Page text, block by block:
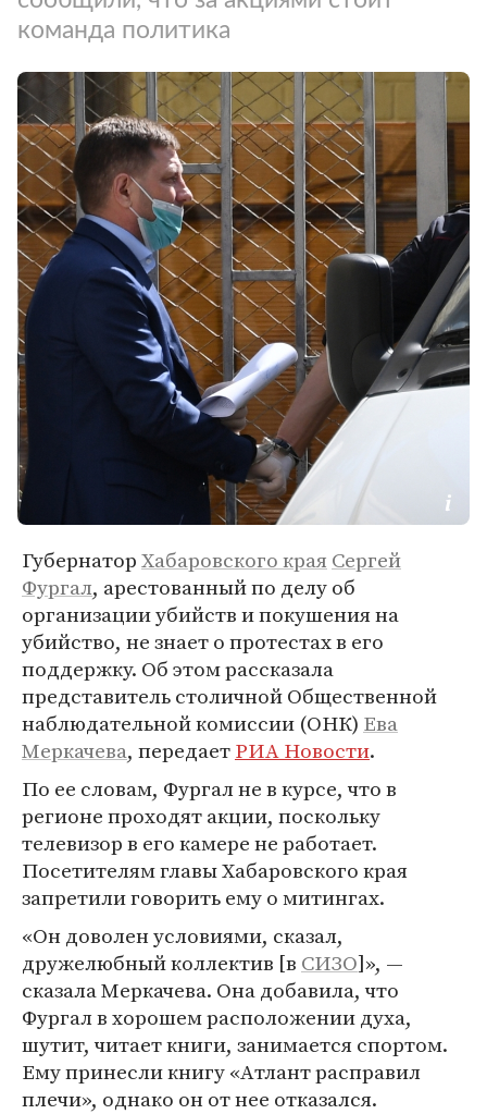
команда политика
ГубернаторХабаровского края Сергей
Фургал, арестованный по делу об
организации убийств и покушения на
убийство, не знает о протестах в его
поддержку. Об этом рассказала
представитель столичной Общественной
наблюдательной комиссии (ОНК) Ева
Меркачева, передаетРИА Новости.
По ее словам, Фургал не в курсе, что в
регионе проходят акции, поскольку
телевизор в его камере не работает.
Посетителям главы Хабаровского края
запретили говорить ему о митингах.
«Он доволен условиями, сказал,
дружелюбный коллектив [в СИЗО]», —
сказала Меркачева. Она добавила, что
Фургал в хорошем расположении духа,
шутит, читает книги, занимается спортом.
Ему принесли книгу «Атлант расправил
плечи», однако он от нее отказался.